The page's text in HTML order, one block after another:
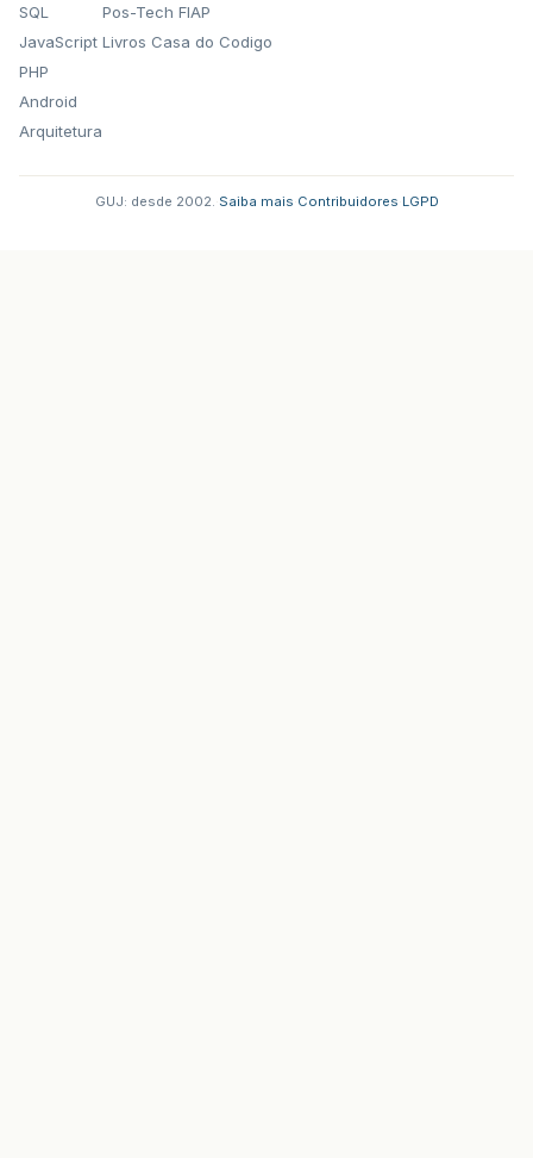
SQL
JavaScript
PHP
Android
Arquitetura
Pos-Tech FIAP
Livros Casa do Codigo
GUJ: desde 2002. Saiba mais Contribuidores LGPD